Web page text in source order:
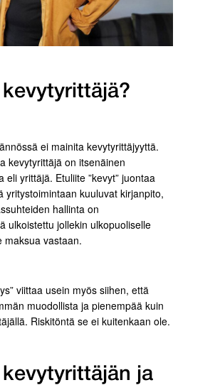
ei mainita kevytyrittäjyyttä.
kevytyrittäjä on itsenäinen
eli yrittäjä. Etuliite ”kevyt” juontaa
yritystoimintaan kuuluvat kirjanpito,
hallinta on
ulkoistettu jollekin ulkopuoliselle
maksua vastaan.
viittaa usein myös siihen, että
muodollista ja pienempää kuin
Riskitöntä se ei kuitenkaan ole.
kevytyrittäjän ja